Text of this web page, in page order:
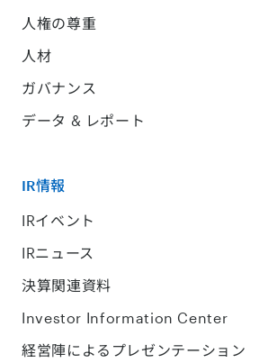
人権の尊重
人材
ガバナンス
データ & レポート
IR情報
IRイベント
IRニュース
決算関連資料
Investor Information Center
経営陣によるプレゼンテーション